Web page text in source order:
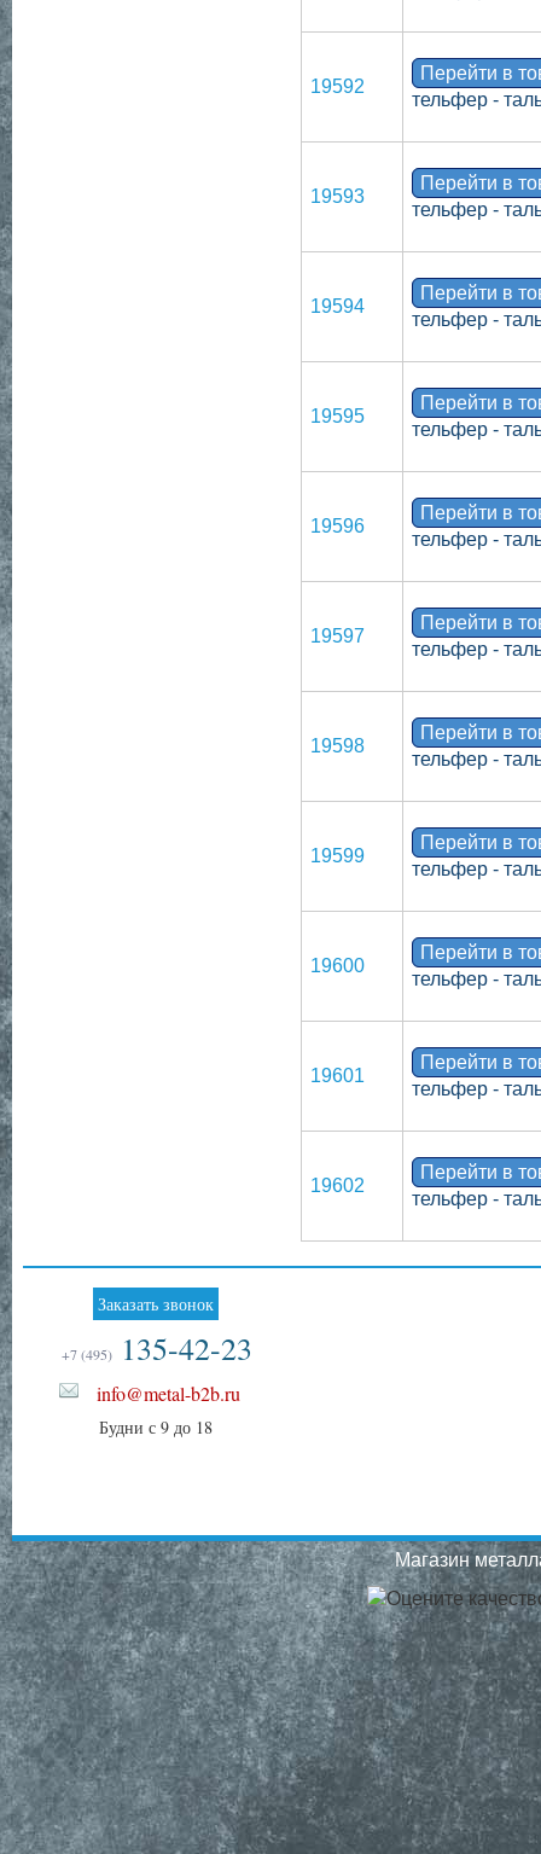
19592
Перейти в
тельфер -
19593
Перейти в
тельфер -
19594
Перейти в
тельфер -
19595
Перейти в
тельфер -
19596
Перейти в
тельфер -
19597
Перейти в
тельфер -
19598
Перейти в
тельфер -
19599
Перейти в
тельфер -
19600
Перейти в
тельфер -
19601
Перейти в
тельфер -
19602
Перейти в
тельфер -
Заказать звонок
+7 (495) 135-42-23
info@metal-b2b.ru
Будни с 9 до 18
Магазин